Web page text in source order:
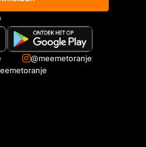
@meemetoranje